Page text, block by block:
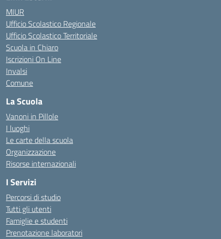
MIUR
Ufficio Scolastico Regionale
Ufficio Scolastico Territoriale
Scuola in Chiaro
Iscrizioni On Line
Invalsi
Comune
La Scuola
Vanoni in Pillole
I luoghi
Le carte della scuola
Organizzazione
Risorse internazionali
I Servizi
Percorsi di studio
Tutti gli utenti
Famiglie e studenti
Prenotazione laboratori